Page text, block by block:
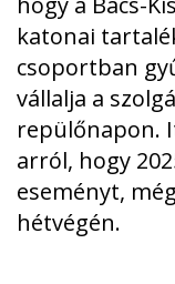
katonai
csoportban
vállalja a
repülőnapon.
arról, hogy
eseményt,
hétvégén.